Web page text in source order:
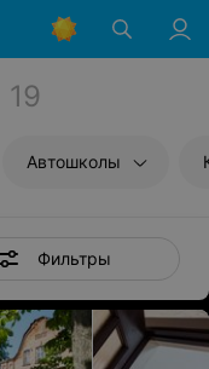
19
Автошколы
Фильтры